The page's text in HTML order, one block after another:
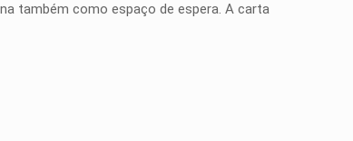
também como espaço de espera. A carta